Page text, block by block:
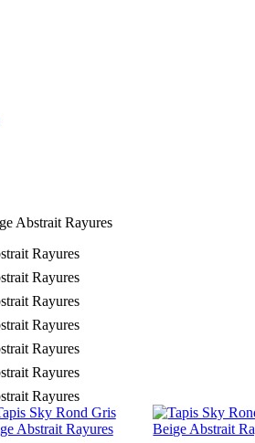
Abstrait Rayures